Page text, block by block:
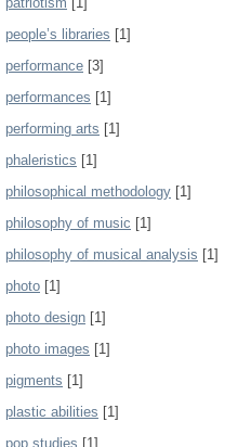
people’s libraries [1]
performance [3]
performances [1]
performing arts [1]
phaleristics [1]
philosophical methodology [1]
philosophy of music [1]
philosophy of musical analysis [1]
photo [1]
photo design [1]
photo images [1]
pigments [1]
plastic abilities [1]
pop studies [1]